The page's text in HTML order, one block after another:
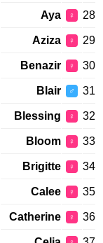
28
♀
Aya
29
♀
Aziza
30
♀
Benazir
31
♂
Blair
32
♀
Blessing
33
♀
Bloom
34
♀
Brigitte
35
♀
Calee
36
♀
Catherine